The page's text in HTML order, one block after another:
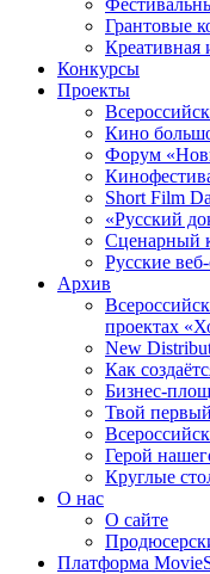
Грантовые
Креативная
Конкурсы
Проекты
Кино
Форум
Short Film
«Русский
Сценарный
Русские
Архив
проектах
New
Как
Бизнес-
Твой
Герой
Круглые
О нас
О сайте
Платформа